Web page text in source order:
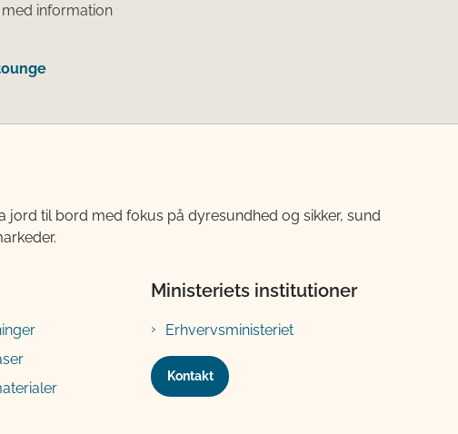
information
til bord med fokus på dyresundhed og sikker, sund
Ministeriets institutioner
Erhvervsministeriet
Kontakt